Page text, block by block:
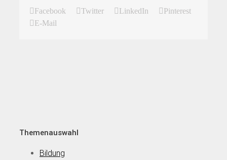
Facebook Twitter LinkedIn
Pinterest
E-Mail
Themenauswahl
Bildung